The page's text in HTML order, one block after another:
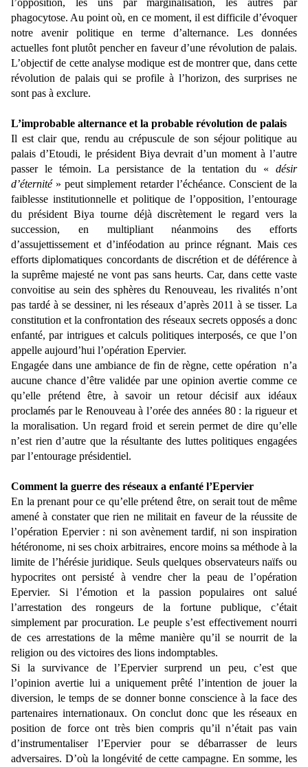
l’opposition, les uns par marginalisation, les autres par
phagocytose. Au point où, en ce moment, il est difficile d’évoquer
notre avenir politique en terme d’alternance. Les données
actuelles font plutôt pencher en faveur d’une révolution de palais.
L’objectif de cette analyse modique est de montrer que, dans cette
révolution de palais qui se profile à l’horizon, des surprises ne
sont pas à exclure.
L’improbable alternance et la probable révolution de palais
Il est clair que, rendu au crépuscule de son séjour politique au
palais d’Etoudi, le président Biya devrait d’un moment à l’autre
passer le témoin. La persistance de la tentation du « désir
d’éternité» peut simplement retarder l’échéance. Conscient de la
faiblesse institutionnelle et politique de l’opposition, l’entourage
du président Biya tourne déjà discrètement le regard vers la
succession, en multipliant néanmoins des efforts
d’assujettissement et d’inféodation au prince régnant. Mais ces
efforts diplomatiques concordants de discrétion et de déférence à
la suprême majesté ne vont pas sans heurts. Car, dans cette vaste
convoitise au sein des sphères du Renouveau, les rivalités n’ont
pas tardé à se dessiner, ni les réseaux d’après 2011 à se tisser. La
constitution et la confrontation des réseaux secrets opposés a donc
enfanté, par intrigues et calculs politiques interposés, ce que l’on
appelle aujourd’hui l’opération Epervier.
Engagée dans une ambiance de fin de règne, cette opération n’a
aucune chance d’être validée par une opinion avertie comme ce
qu’elle prétend être, à savoir un retour décisif aux idéaux
proclamés par le Renouveau à l’orée des années 80 : la rigueur et
la moralisation. Un regard froid et serein permet de dire qu’elle
n’est rien d’autre que la résultante des luttes politiques engagées
par l’entourage présidentiel.
Comment la guerre des réseaux a enfanté l’Epervier
En la prenant pour ce qu’elle prétend être, on serait tout de même
amené à constater que rien ne militait en faveur de la réussite de
l’opération Epervier : ni son avènement tardif, ni son inspiration
hétéronome, ni ses choix arbitraires, encore moins sa méthode à la
limite de l’hérésie juridique. Seuls quelques observateurs naïfs ou
hypocrites ont persisté à vendre cher la peau de l’opération
Epervier. Si l’émotion et la passion populaires ont salué
l’arrestation des rongeurs de la fortune publique, c’était
simplement par procuration. Le peuple s’est effectivement nourri
de ces arrestations de la même manière qu’il se nourrit de la
religion ou des victoires des lions indomptables.
Si la survivance de l’Epervier surprend un peu, c’est que
l’opinion avertie lui a uniquement prêté l’intention de jouer la
diversion, le temps de se donner bonne conscience à la face des
partenaires internationaux. On conclut donc que les réseaux en
position de force ont très bien compris qu’il n’était pas vain
d’instrumentaliser l’Epervier pour se débarrasser de leurs
adversaires. D’où la longévité de cette campagne. En somme, les